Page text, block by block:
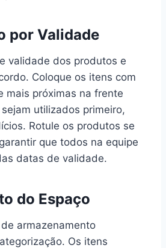
por Validade
validade dos produtos e
Coloque os itens com
mais próximas na frente
utilizados primeiro,
Rotule os produtos se
que todos na equipe
datas de validade.
do Espaço
armazenamento
Os itens